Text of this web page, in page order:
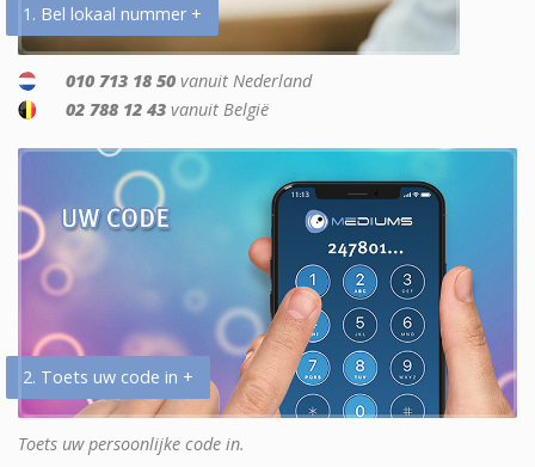
1. Bel lokaal nummer +
010 713 18 50 vanuit Nederland
02 788 12 43 vanuit België
2. Toets uw code in +
Toets uw persoonlijke code in.